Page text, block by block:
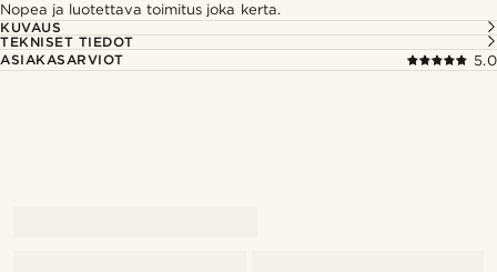
Nopea ja luotettava toimitus joka kerta.
KUVAUS
TEKNISET TIEDOT
ASIAKASARVIOT
5.0